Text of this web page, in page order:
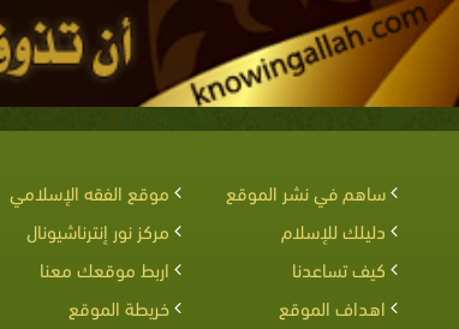
ساهم في نشر الموقع
موقع الفقه الإسلامي
دليلك للإسلام
مركز نور إنترناشيونال
كيف تساعدنا
اربط موقعك معنا
اهداف الموقع
خريطة الموقع